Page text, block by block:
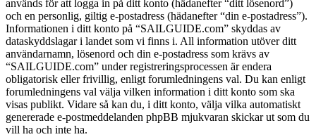
används för att logga in på ditt konto (hädanefter “ditt lösenord”)
och en personlig, giltig e-postadress (hädanefter “din e-postadress”).
Informationen i ditt konto på “SAILGUIDE.com” skyddas av
dataskyddslagar i landet som vi finns i. All information utöver ditt
användarnamn, lösenord och din e-postadress som krävs av
“SAILGUIDE.com” under registreringsprocessen är endera
obligatorisk eller frivillig, enligt forumledningens val. Du kan enligt
forumledningens val välja vilken information i ditt konto som ska
visas publikt. Vidare så kan du, i ditt konto, välja vilka automatiskt
genererade e-postmeddelanden phpBB mjukvaran skickar ut som du
vill ha och inte ha.